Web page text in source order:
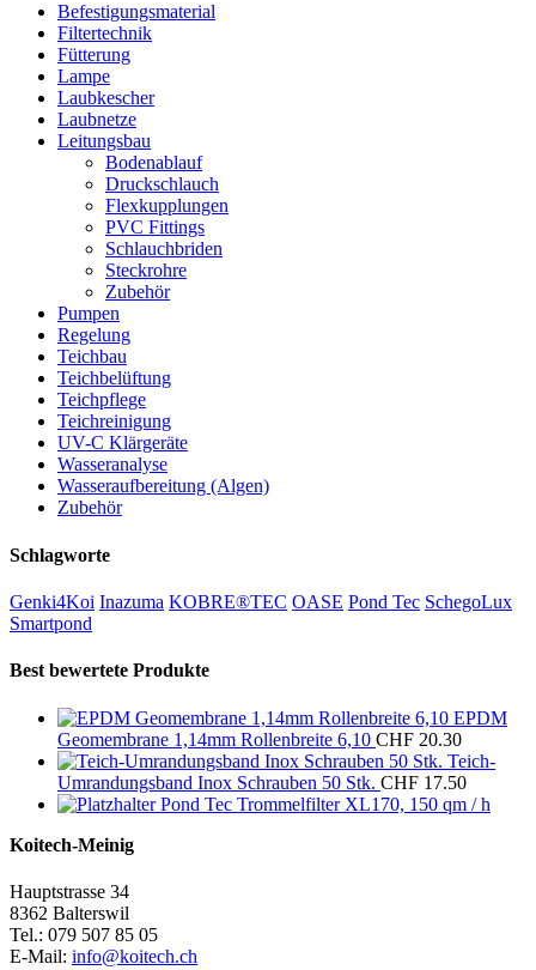
Befestigungsmaterial
Filtertechnik
Fütterung
Lampe
Laubkescher
Laubnetze
Leitungsbau
Bodenablauf
Druckschlauch
Flexkupplungen
PVC Fittings
Schlauchbriden
Steckrohre
Zubehör
Pumpen
Regelung
Teichbau
Teichbelüftung
Teichpflege
Teichreinigung
UV-C Klärgeräte
Wasseranalyse
Wasseraufbereitung (Algen)
Zubehör
Schlagworte
Genki4Koi Inazuma KOBRE®TEC OASE Pond Tec SchegoLux
Smartpond
Best bewertete Produkte
EPDM
Geomembrane 1,14mm Rollenbreite 6,10 CHF 20.30
Teich-
Umrandungsband Inox Schrauben 50 Stk. CHF 17.50
Pond Tec Trommelfilter XL170, 150 qm / h
Koitech-Meinig
Hauptstrasse 34
8362 Balterswil
Tel.: 079 507 85 05
E-Mail: info@koitech.ch